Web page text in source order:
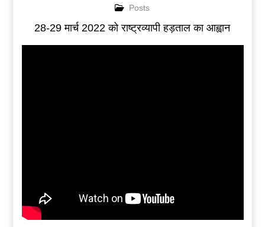
Posts
28-29 मार्च 2022 को राष्ट्रव्यापी हड़ताल का आह्वान